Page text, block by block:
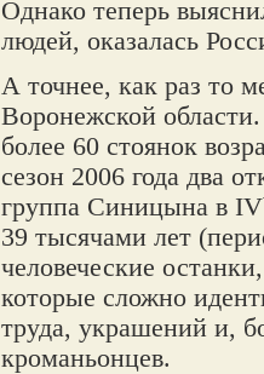
Однако теперь
людей, оказалась
А точнее, как раз то
Воронежской
более 60 стоянок
сезон 2006 года два
группа Синицына в
39 тысячами лет
человеческие
которые сложно
труда, украшений и,
кроманьонцев.